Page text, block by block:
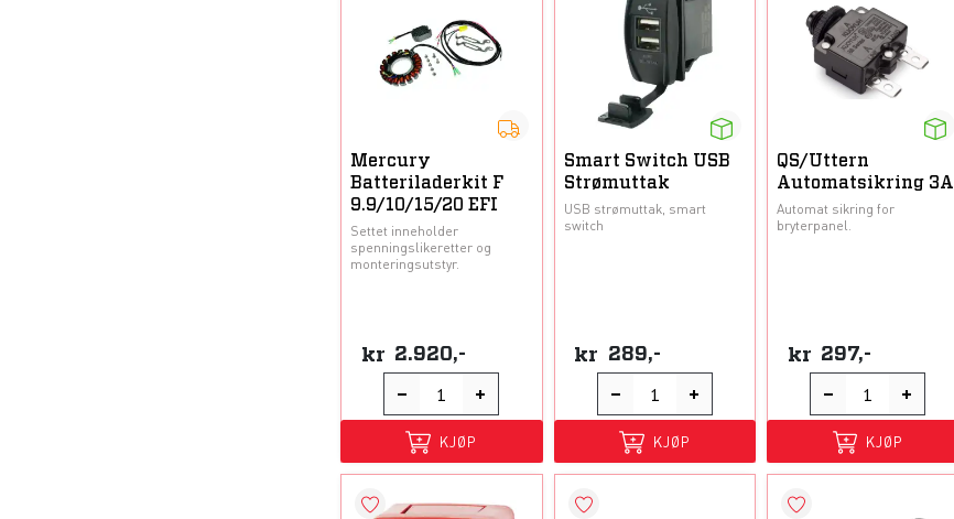
Mercury
Batteriladerkit F
9.9/10/15/20 EFI
Settet inneholder
spenningslikeretter og
monteringsutstyr.
kr 2.920,-
KJØP
Smart Switch USB
Strømuttak
USB strømuttak, smart
switch
kr 289,-
KJØP
QS/Uttern
Automatsikring 3A
Automat sikring for
bryterpanel.
kr 297,-
KJØP